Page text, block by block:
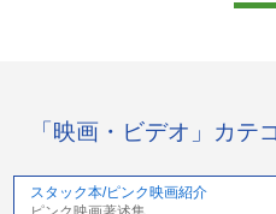
「映画・ビデオ」カテ
スタック本/ピンク映画紹介